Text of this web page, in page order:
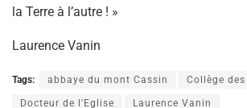
la Terre à l’autre ! »
Laurence Vanin
Tags: abbaye du mont Cassin Collège
Docteur de l'Eglise Laurence Vanin